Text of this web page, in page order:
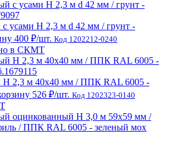
усами H 2,3 м d 42 мм / грунт -
400 ₽/шт. Код 1202212-0240
в СКМТ
H 2,3 м 40х40 мм / ППК RAL 6005 -
526 ₽/шт. Код 1202323-0140